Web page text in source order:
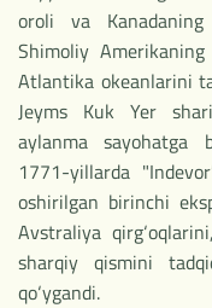
oroli va
Shimoliy
Atlantika okeanlarini
Jeyms Kuk Yer
aylanma sayohatga
1771-yillarda
oshirilgan birinchi
Avstraliya
sharqiy qismini
qo‘ygandi.